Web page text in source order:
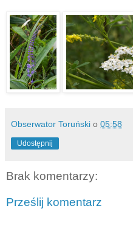
Obserwator Toruński o 05:58
Udostępnij
Brak komentarzy:
Prześlij komentarz